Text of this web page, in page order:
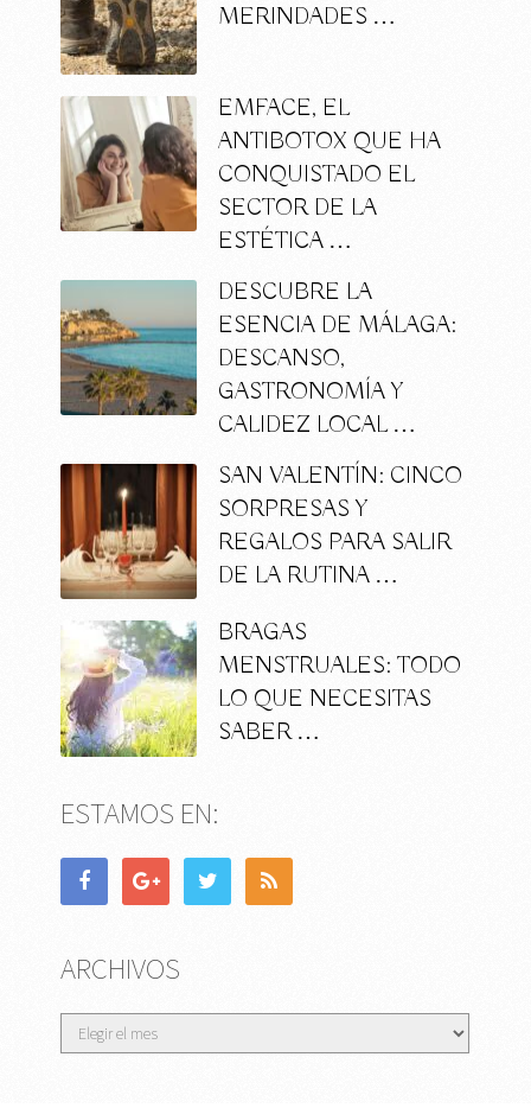
MERINDADES …
EMFACE, EL
ANTIBOTOX QUE HA
CONQUISTADO EL
SECTOR DE LA
ESTÉTICA …
DESCUBRE LA
ESENCIA DE MÁLAGA:
DESCANSO,
GASTRONOMÍA Y
CALIDEZ LOCAL …
SAN VALENTÍN: CINCO
SORPRESAS Y
REGALOS PARA SALIR
DE LA RUTINA …
BRAGAS
MENSTRUALES: TODO
LO QUE NECESITAS
SABER …
ESTAMOS EN:
ARCHIVOS
Archivos